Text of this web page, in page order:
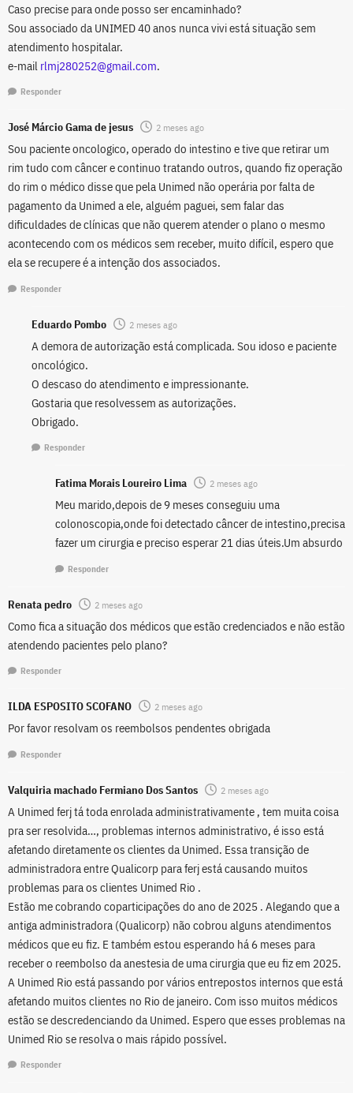
Caso precise para onde posso ser encaminhado?
Sou associado da UNIMED 40 anos nunca vivi está situação sem
atendimento hospitalar.
e-mail rlmj280252@gmail.com.
Responder
José Márcio Gama de jesus 2 meses ago
Sou paciente oncologico, operado do intestino e tive que retirar um
rim tudo com câncer e continuo tratando outros, quando fiz operação
do rim o médico disse que pela Unimed não operária por falta de
pagamento da Unimed a ele, alguém paguei, sem falar das
dificuldades de clínicas que não querem atender o plano o mesmo
acontecendo com os médicos sem receber, muito difícil, espero que
ela se recupere é a intenção dos associados.
Responder
Eduardo Pombo 2 meses ago
A demora de autorização está complicada. Sou idoso e paciente
oncológico.
O descaso do atendimento e impressionante.
Gostaria que resolvessem as autorizações.
Obrigado.
Responder
Fatima Morais Loureiro Lima 2 meses ago
Meu marido,depois de 9 meses conseguiu uma
colonoscopia,onde foi detectado câncer de intestino,precisa
fazer um cirurgia e preciso esperar 21 dias úteis.Um absurdo
Responder
Renata pedro 2 meses ago
Como fica a situação dos médicos que estão credenciados e não estão
atendendo pacientes pelo plano?
Responder
ILDA ESPOSITO SCOFANO 2 meses ago
Por favor resolvam os reembolsos pendentes obrigada
Responder
Valquiria machado Fermiano Dos Santos 2 meses ago
A Unimed ferj tá toda enrolada administrativamente , tem muita coisa
pra ser resolvida…, problemas internos administrativo, é isso está
afetando diretamente os clientes da Unimed. Essa transição de
administradora entre Qualicorp para ferj está causando muitos
problemas para os clientes Unimed Rio .
Estão me cobrando coparticipações do ano de 2025 . Alegando que a
antiga administradora (Qualicorp) não cobrou alguns atendimentos
médicos que eu fiz. E também estou esperando há 6 meses para
receber o reembolso da anestesia de uma cirurgia que eu fiz em 2025.
A Unimed Rio está passando por vários entrepostos internos que está
afetando muitos clientes no Rio de janeiro. Com isso muitos médicos
estão se descredenciando da Unimed. Espero que esses problemas na
Unimed Rio se resolva o mais rápido possível.
Responder